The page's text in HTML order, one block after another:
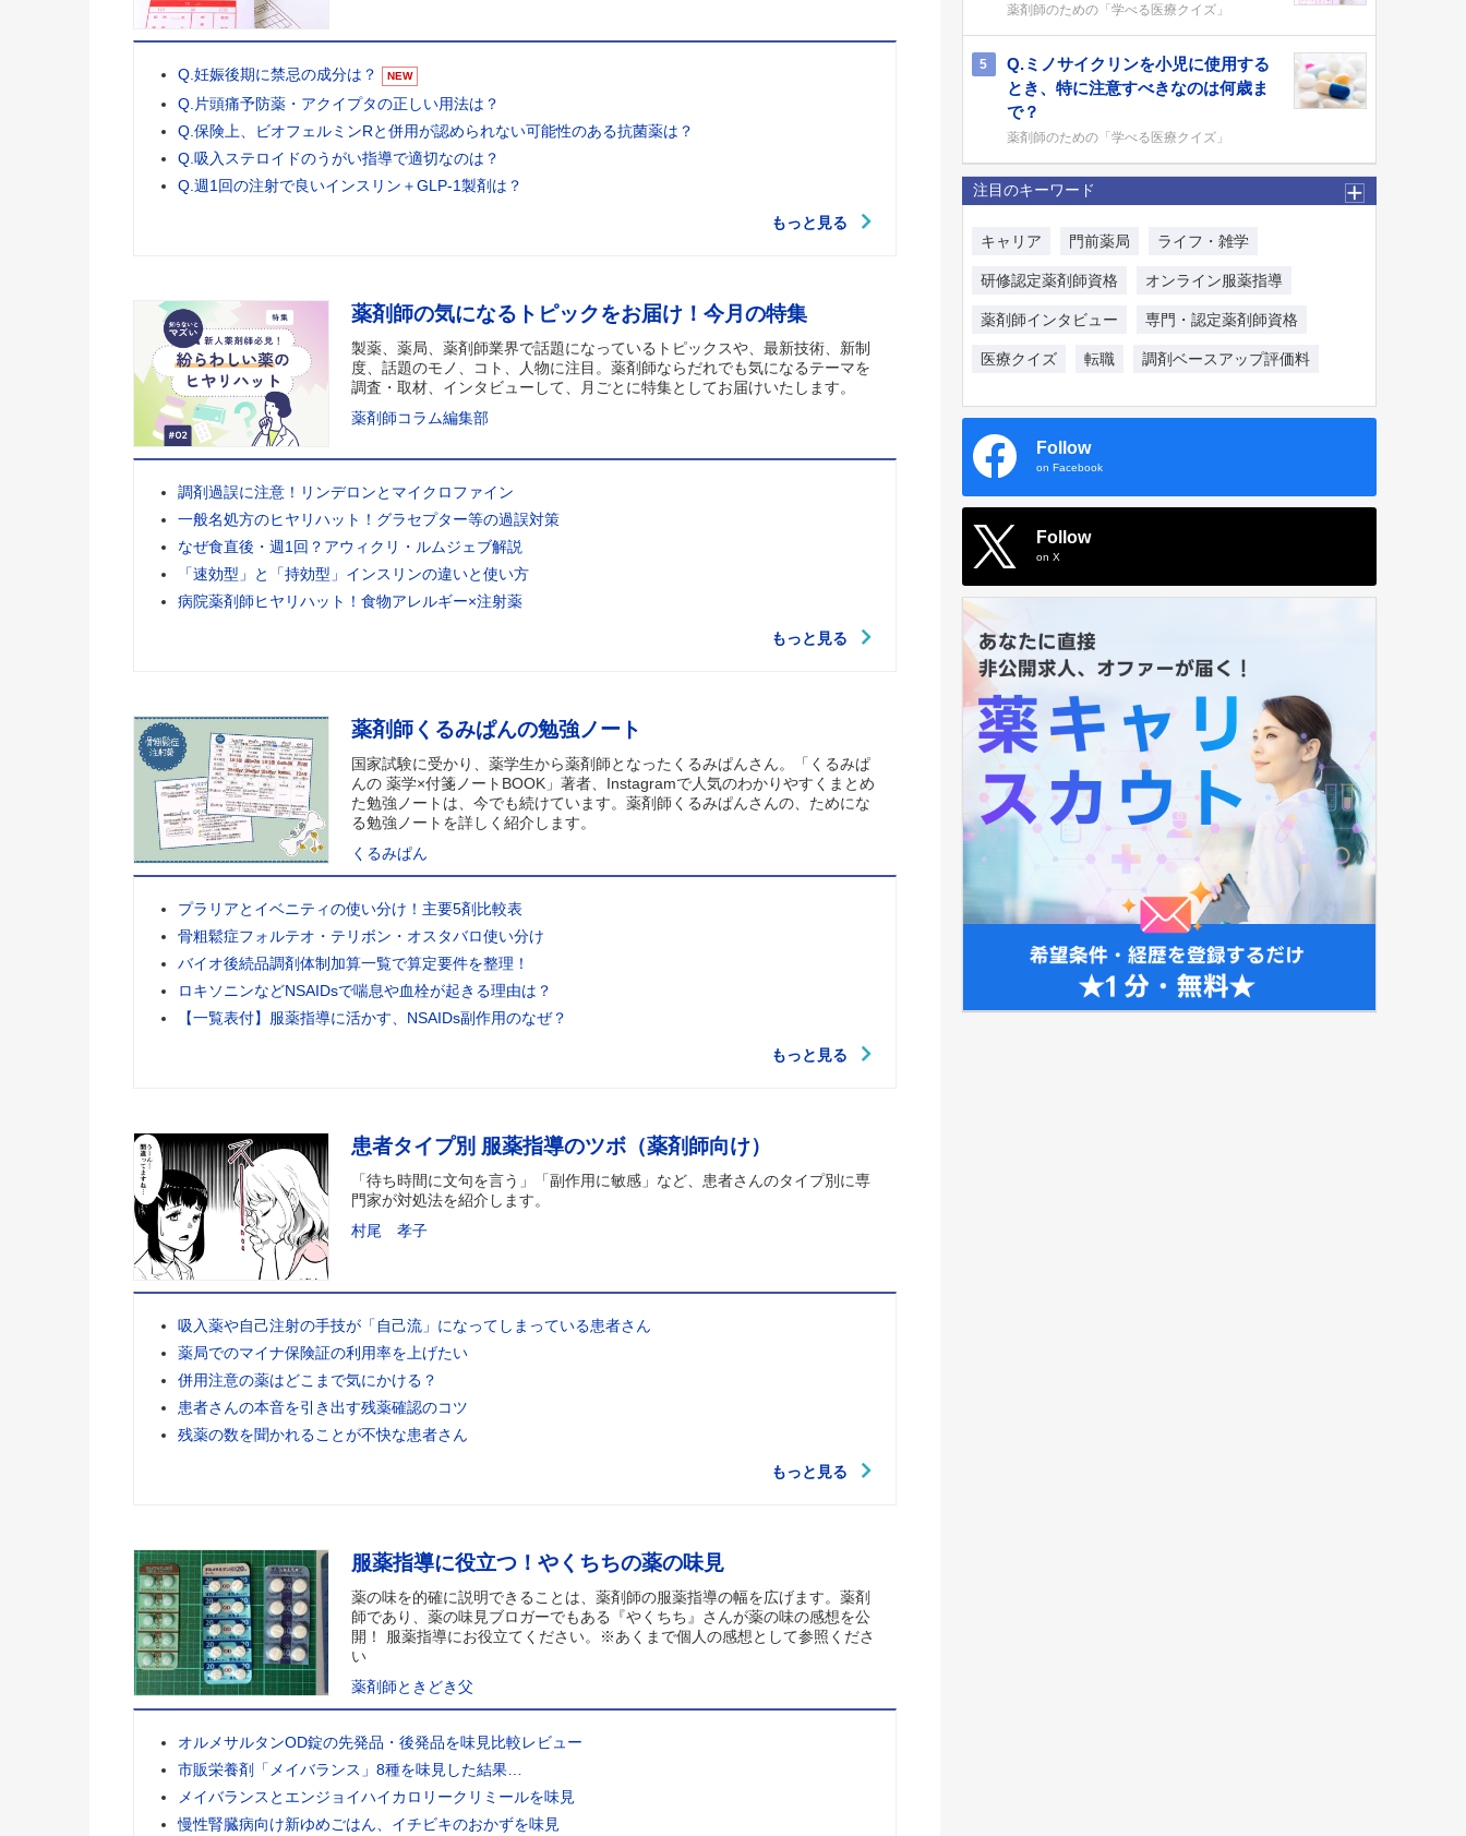
Q.妊娠後期に禁忌の成分は？ NEW
Q.片頭痛予防薬・アクイプタの正しい用法は？
Q.保険上、ビオフェルミンRと併用が認められない可能性のある抗菌薬は？
Q.吸入ステロイドのうがい指導で適切なのは？
Q.週1回の注射で良いインスリン＋GLP-1製剤は？
もっと見る
薬剤師の気になるトピックをお届け！今月の特集
製薬、薬局、薬剤師業界で話題になっているトピックスや、最新技術、新制
度、話題のモノ、コト、人物に注目。薬剤師ならだれでも気になるテーマを
調査・取材、インタビューして、月ごとに特集としてお届けいたします。
薬剤師コラム編集部
調剤過誤に注意！リンデロンとマイクロファイン
一般名処方のヒヤリハット！グラセプター等の過誤対策
なぜ食直後・週1回？アウィクリ・ルムジェブ解説
「速効型」と「持効型」インスリンの違いと使い方
病院薬剤師ヒヤリハット！食物アレルギー×注射薬
もっと見る
薬剤師くるみぱんの勉強ノート
国家試験に受かり、薬学生から薬剤師となったくるみぱんさん。「くるみぱ
んの 薬学×付箋ノートBOOK」著者、Instagramで人気のわかりやすくまとめ
た勉強ノートは、今でも続けています。薬剤師くるみぱんさんの、ためにな
る勉強ノートを詳しく紹介します。
くるみぱん
プラリアとイベニティの使い分け！主要5剤比較表
骨粗鬆症フォルテオ・テリボン・オスタバロ使い分け
バイオ後続品調剤体制加算一覧で算定要件を整理！
ロキソニンなどNSAIDsで喘息や血栓が起きる理由は？
【一覧表付】服薬指導に活かす、NSAIDs副作用のなぜ？
もっと見る
患者タイプ別 服薬指導のツボ（薬剤師向け）
「待ち時間に文句を言う」「副作用に敏感」など、患者さんのタイプ別に専
門家が対処法を紹介します。
村尾 孝子
吸入薬や自己注射の手技が「自己流」になってしまっている患者さん
薬局でのマイナ保険証の利用率を上げたい
併用注意の薬はどこまで気にかける？
患者さんの本音を引き出す残薬確認のコツ
残薬の数を聞かれることが不快な患者さん
もっと見る
服薬指導に役立つ！やくちちの薬の味見
薬の味を的確に説明できることは、薬剤師の服薬指導の幅を広げます。薬剤
師であり、薬の味見ブロガーでもある『やくちち』さんが薬の味の感想を公
開！ 服薬指導にお役立てください。※あくまで個人の感想として参照くださ
い
薬剤師ときどき父
オルメサルタンOD錠の先発品・後発品を味見比較レビュー
市販栄養剤「メイバランス」8種を味見した結果…
メイバランスとエンジョイハイカロリークリミールを味見
慢性腎臓病向け新ゆめごはん、イチビキのおかずを味見
薬剤師のための「学べる医療クイズ」
5
Q.ミノサイクリンを小児に使用する
とき、特に注意すべきなのは何歳ま
で？
薬剤師のための「学べる医療クイズ」
注目のキーワード
キャリア 門前薬局 ライフ・雑学
研修認定薬剤師資格 オンライン服薬指導
薬剤師インタビュー 専門・認定薬剤師資格
医療クイズ 転職 調剤ベースアップ評価料
Follow
on Facebook
Follow
on X